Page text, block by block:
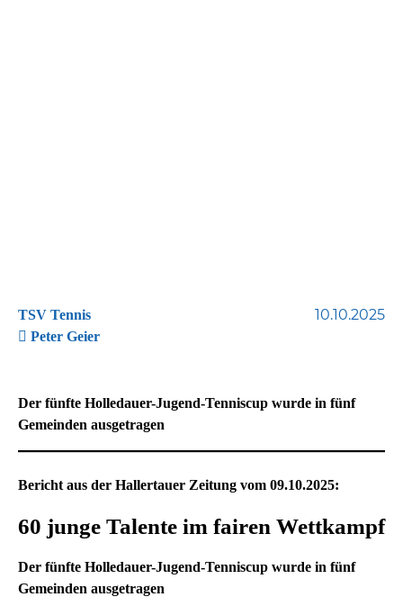
TSV Tennis
Peter Geier
10.10.2025
Der fünfte Holledauer-Jugend-Tenniscup wurde in fünf
Gemeinden ausgetragen
Bericht aus der Hallertauer Zeitung vom 09.10.2025:
60 junge Talente im fairen Wettkampf
Der fünfte Holledauer-Jugend-Tenniscup wurde in fünf
Gemeinden ausgetragen